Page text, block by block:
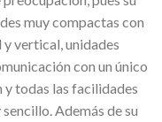
muy compactas con
vertical, unidades
con un único
todas las facilidades
Además de su